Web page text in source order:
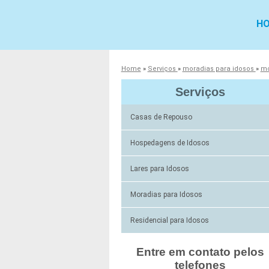
Home » Serviços » moradias para idosos »
Serviços
Casas de Repouso
Hospedagens de Idosos
Lares para Idosos
Moradias para Idosos
Residencial para Idosos
Entre em contato pelos
telefones